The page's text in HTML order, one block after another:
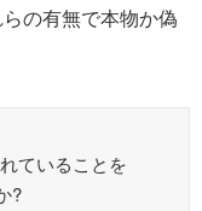
の有無で本物か偽
ていることを
?